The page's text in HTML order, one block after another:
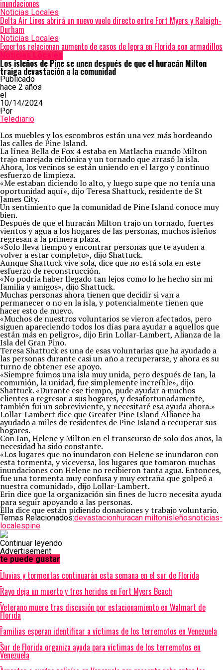
inundaciones
Noticias Locales
Delta Air Lines abrirá un nuevo vuelo directo entre Fort Myers y Raleigh-
Durham
Noticias Locales
Expertos relacionan aumento de casos de lepra en Florida con armadillos
Noticias Locales
Los isleños de Pine se unen después de que el huracán Milton
traiga devastación a la comunidad
Publicado
hace 2 años
el
10/14/2024
Por
Telediario
Los muebles y los escombros están una vez más bordeando
las calles de Pine Island.
La línea Bella de Fox 4 estaba en Matlacha cuando Milton
trajo marejada ciclónica y un tornado que arrasó la isla.
Ahora, los vecinos se están uniendo en el largo y continuo
esfuerzo de limpieza.
«Me estaban diciendo lo alto, y luego supe que no tenía una
oportunidad aquí», dijo Teresa Shattuck, residente de St
James City.
Un sentimiento que la comunidad de Pine Island conoce muy
bien.
Después de que el huracán Milton trajo un tornado, fuertes
vientos y agua a los hogares de las personas, muchos isleños
regresan a la primera plaza.
«Solo lleva tiempo y encontrar personas que te ayuden a
volver a estar completo», dijo Shattuck.
Aunque Shattuck vive sola, dice que no está sola en este
esfuerzo de reconstrucción.
«No podría haber llegado tan lejos como lo he hecho sin mi
familia y amigos», dijo Shattuck.
Muchas personas ahora tienen que decidir si van a
permanecer o no en la isla, y potencialmente tienen que
hacer esto de nuevo.
«Muchos de nuestros voluntarios se vieron afectados, pero
siguen apareciendo todos los días para ayudar a aquellos que
están más en peligro», dijo Erin Lollar-Lambert, Alianza de la
Isla del Gran Pino.
Teresa Shattuck es una de esas voluntarias que ha ayudado a
las personas durante casi un año a recuperarse, y ahora es su
turno de obtener ese apoyo.
«Siempre fuimos una isla muy unida, pero después de Ian, la
comunión, la unidad, fue simplemente increíble», dijo
Shattuck. «Durante ese tiempo, pude ayudar a muchos
clientes a regresar a sus hogares, y desafortunadamente,
también fui un sobreviviente, y necesitaré esa ayuda ahora.»
Lollar-Lambert dice que Greater Pine Island Alliance ha
ayudado a miles de residentes de Pine Island a recuperar sus
hogares.
Con Ian, Helene y Milton en el transcurso de solo dos años, la
necesidad ha sido constante.
«Los lugares que no inundaron con Helene se inundaron con
esta tormenta, y viceversa, los lugares que tomaron muchas
inundaciones con Helene no recibieron tanta agua. Entonces,
fue una tormenta muy confusa y muy extraña que golpeó a
nuestra comunidad», dijo Lollar-Lambert.
Erin dice que la organización sin fines de lucro necesita ayuda
para seguir apoyando a las personas.
Ella dice que están pidiendo donaciones y trabajo voluntario.
Temas Relacionados:devastacionhuracan miltonisleñosnoticias-
localespine
Continuar leyendo
Advertisement
te puede gustar
Lluvias y tormentas continuarán esta semana en el sur de Florida
Rayo deja un muerto y tres heridos en Fort Myers Beach
Veterano muere tras discusión por estacionamiento en Walmart de
Florida
Familias esperan identificar a víctimas de los terremotos en Venezuela
Sur de Florida organiza ayuda para víctimas de los terremotos en
Venezuela